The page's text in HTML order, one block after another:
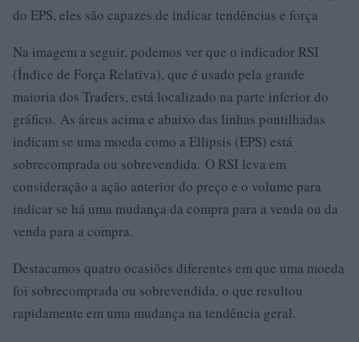
do EPS, eles são capazes de indicar tendências e força
Na imagem a seguir, podemos ver que o indicador RSI
(Índice de Força Relativa), que é usado pela grande
maioria dos Traders, está localizado na parte inferior do
gráfico. As áreas acima e abaixo das linhas pontilhadas
indicam se uma moeda como a Ellipsis (EPS) está
sobrecomprada ou sobrevendida. O RSI leva em
consideração a ação anterior do preço e o volume para
indicar se há uma mudança da compra para a venda ou da
venda para a compra.
Destacamos quatro ocasiões diferentes em que uma moeda
foi sobrecomprada ou sobrevendida, o que resultou
rapidamente em uma mudança na tendência geral.